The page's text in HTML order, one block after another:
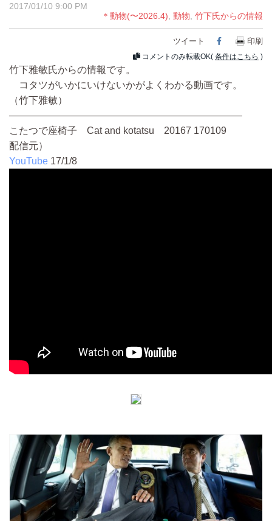
2017/01/10 9:00 PM
＊動物(〜2026.4) 動物 竹下氏からの情報
ツイート Facebook
印刷
コメントのみ転載OK( 条件はこちら )
竹下雅敏氏からの情報です。
コタツがいかにいけないかがよくわかる動画です。
（竹下雅敏）
――――――――――――――――――――――――
こたつで座椅子 Cat and kotatsu 20167 170109
配信元）
YouTube 17/1/8